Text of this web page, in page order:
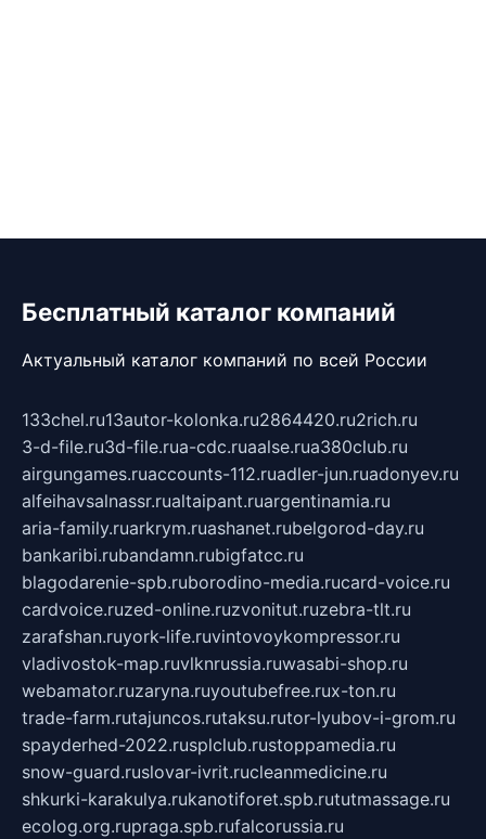
Бесплатный каталог компаний
Актуальный каталог компаний по всей России
133chel.ru13autor-kolonka.ru2864420.ru2rich.ru
3-d-file.ru3d-file.rua-cdc.ruaalse.rua380club.ru
airgungames.ruaccounts-112.ruadler-jun.ruadonyev.ru
alfeihavsalnassr.rualtaipant.ruargentinamia.ru
aria-family.ruarkrym.ruashanet.rubelgorod-day.ru
bankaribi.rubandamn.rubigfatcc.ru
blagodarenie-spb.ruborodino-media.rucard-voice.ru
cardvoice.ruzed-online.ruzvonitut.ruzebra-tlt.ru
zarafshan.ruyork-life.ruvintovoykompressor.ru
vladivostok-map.ruvlknrussia.ruwasabi-shop.ru
webamator.ruzaryna.ruyoutubefree.rux-ton.ru
trade-farm.rutajuncos.rutaksu.rutor-lyubov-i-grom.ru
spayderhed-2022.rusplclub.rustoppamedia.ru
snow-guard.ruslovar-ivrit.rucleanmedicine.ru
shkurki-karakulya.rukanotiforet.spb.rututmassage.ru
ecolog.org.rupraga.spb.rufalcorussia.ru